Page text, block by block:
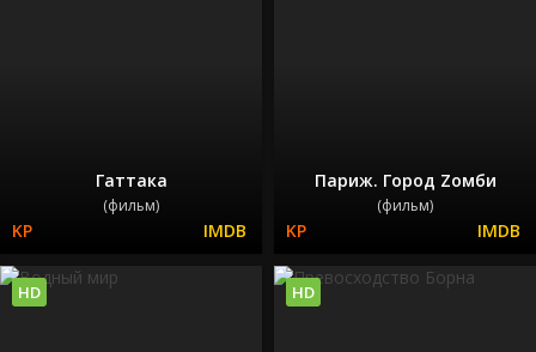
Гаттака
(фильм)
Париж. Город Zомби
(фильм)
HD HD